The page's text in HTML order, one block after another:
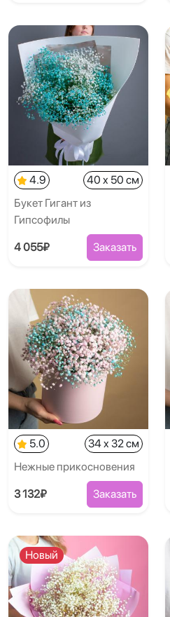
4.9
40 x 50 см
Букет Гигант из
Гипсофилы
4 055₽ Заказать
5.0
34 x 32 см
Нежные прикосновения
3 132₽ Заказать
Новый